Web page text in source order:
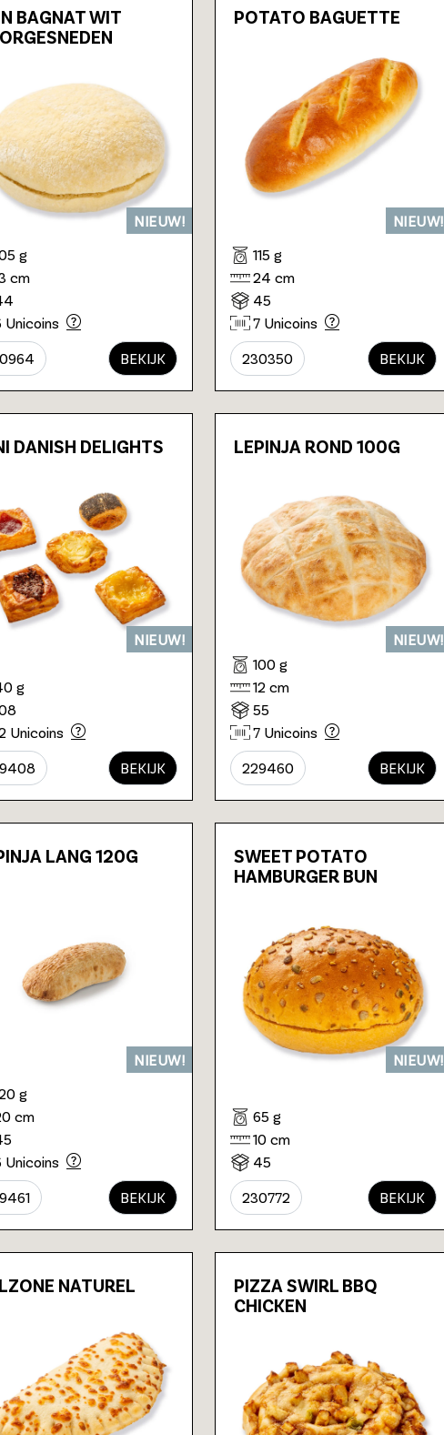
BAGNAT WIT
NIEUW!
g
cm
Unicoins
BEKIJK
POTATO BAGUETTE
NIEUW!
115 g
24 cm
45
7 Unicoins
230350 BEKIJK
DANISH DELIGHTS
NIEUW!
g
Unicoins
BEKIJK
LEPINJA ROND 100G
NIEUW!
100 g
12 cm
55
7 Unicoins
229460 BEKIJK
LANG 120G
NIEUW!
g
cm
Unicoins
BEKIJK
SWEET POTATO
HAMBURGER BUN
NIEUW!
65 g
10 cm
45
230772 BEKIJK
NATUREL
PIZZA SWIRL BBQ
CHICKEN